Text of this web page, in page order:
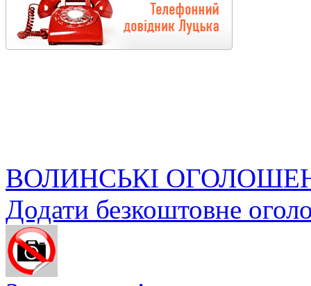
ВОЛИНСЬКІ
Додати безкоштовне